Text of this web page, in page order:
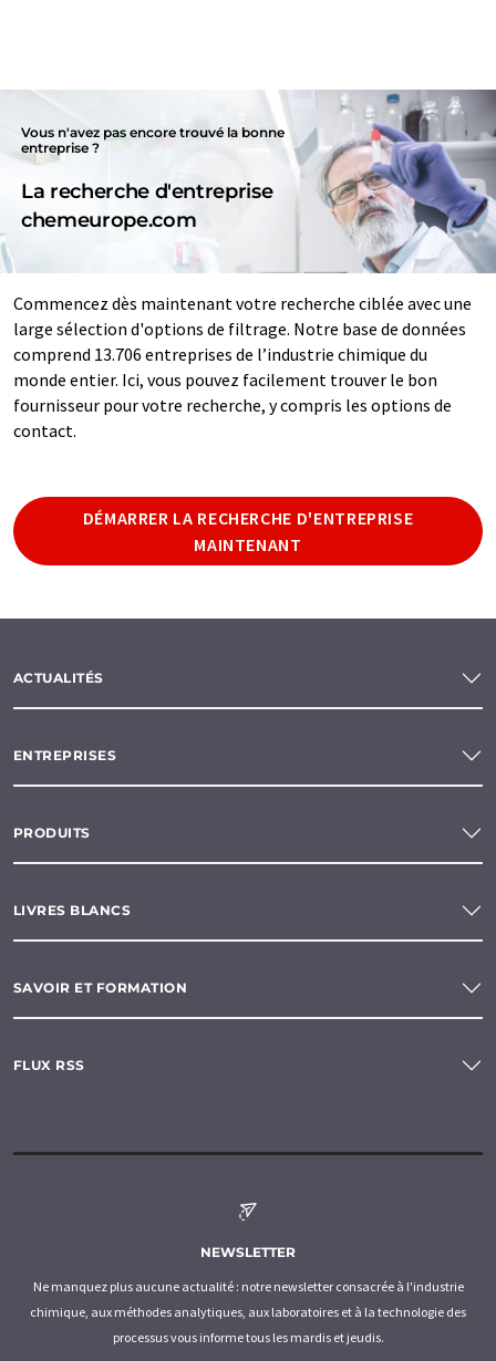
Vous n'avez pas encore trouvé la bonne
entreprise ?
La recherche d'entreprise
chemeurope.com
Commencez dès maintenant votre recherche ciblée avec une
large sélection d'options de filtrage. Notre base de données
comprend 13.706 entreprises de l’industrie chimique du
monde entier. Ici, vous pouvez facilement trouver le bon
fournisseur pour votre recherche, y compris les options de
contact.
DÉMARRER LA RECHERCHE D'ENTREPRISE
MAINTENANT
ACTUALITÉS
ENTREPRISES
PRODUITS
LIVRES BLANCS
SAVOIR ET FORMATION
FLUX RSS
NEWSLETTER
Ne manquez plus aucune actualité : notre newsletter consacrée à l'industrie
chimique, aux méthodes analytiques, aux laboratoires et à la technologie des
processus vous informe tous les mardis et jeudis.